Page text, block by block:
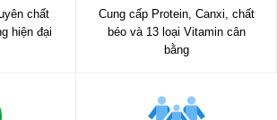
chất
hiện đại
Cung cấp Protein, Canxi, chất
béo và 13 loại Vitamin cân
bằng